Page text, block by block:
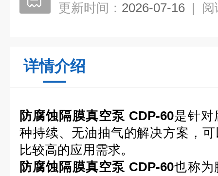
更新时间： 2026-07-16 | 阅
详情介绍
防腐蚀隔膜真空泵 CDP-60是针对
种持续、无油抽气的解决方案，
比较高的应用需求。
防腐蚀隔膜真空泵 CDP-60也称为